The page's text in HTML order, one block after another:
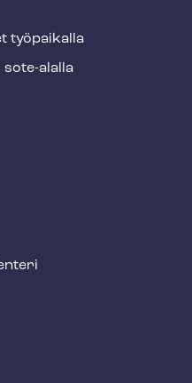
työpaikalla
alalla